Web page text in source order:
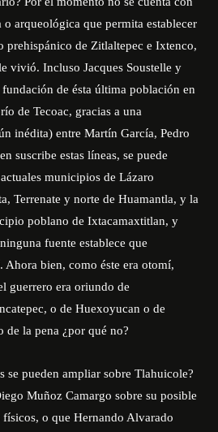
arqueológica que permita establecer
prehispánico de Zitlaltepec e Ixtenco,
vivió. Incluso Jacques Soustelle y
de ésta última población en
de Tecoac, gracias a una
inédita) entre Martín García, Pedro
suscribe estas líneas, se puede
municipios de Lázaro
Terrenate y norte de Huamantla, y la
poblano de Ixtacamaxtitlan, y
fuente establece que
Ahora bien, como éste era otomí,
guerrero era oriundo de
o de Huexoyucan o de
la pena ¿por qué no?
se pueden ampliar sobre Tlahuicole?
Muñoz Camargo sobre su posible
o que Hernando Alvarado